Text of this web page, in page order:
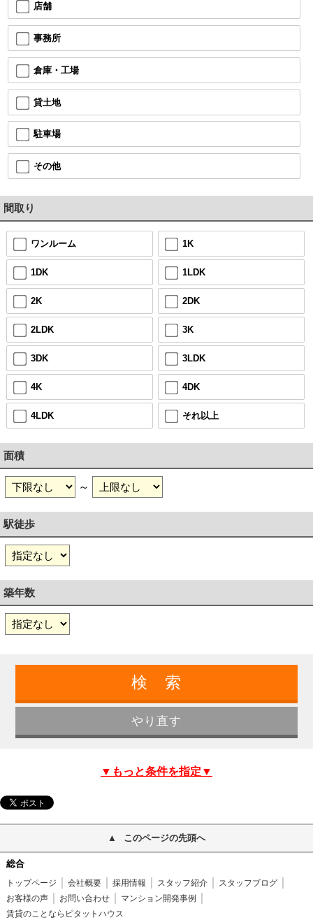
店舗
事務所
倉庫・工場
貸土地
駐車場
その他
間取り
ワンルーム 1K
1DK 1LDK
2K 2DK
2LDK 3K
3DK 3LDK
4K 4DK
4LDK それ以上
面積
～
駅徒歩
築年数
▼もっと条件を指定▼
このページの先頭へ
総合
トップページ 会社概要 採用情報 スタッフ紹介
スタッフブログ
お客様の声
お問い合わせ
マンション開発事例
賃貸のことならピタットハウス